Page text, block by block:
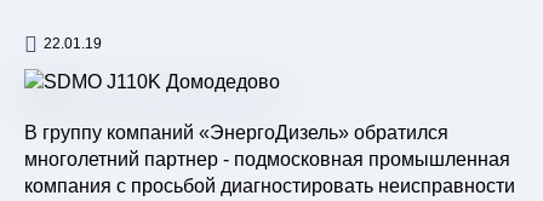
22.01.19
В группу компаний «ЭнергоДизель» обратился
многолетний партнер - подмосковная промышленная
компания с просьбой диагностировать неисправности